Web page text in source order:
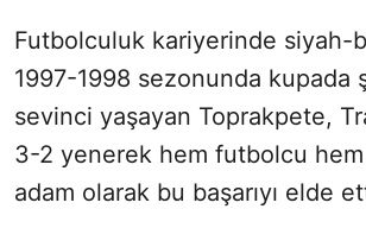
Futbolculuk kariyerinde siyah-
1997-1998 sezonunda kupada
sevinci yaşayan Toprakpete,
3-2 yenerek hem futbolcu
adam olarak bu başarıyı elde